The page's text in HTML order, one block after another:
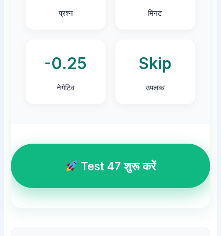
प्रश्न मिनट
-0.25
नेगेटिव
Skip
उपलब्ध
Test 47 शुरू करें